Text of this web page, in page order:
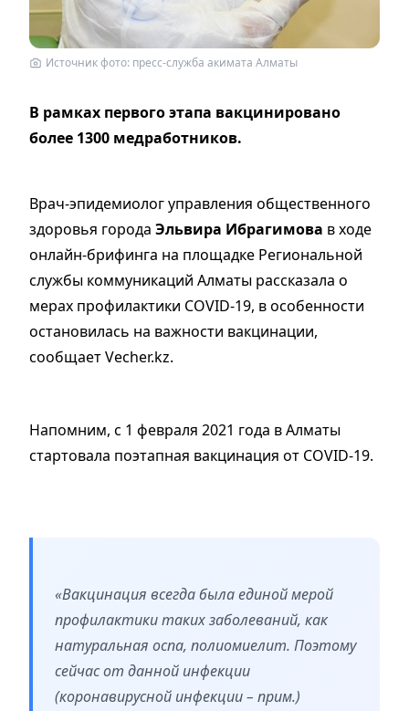
Источник фото: пресс-служба акимата Алматы
В рамках первого этапа вакцинировано
более 1300 медработников.
Врач-эпидемиолог управления общественного
здоровья города Эльвира Ибрагимова в ходе
онлайн-брифинга на площадке Региональной
службы коммуникаций Алматы рассказала о
мерах профилактики COVID-19, в особенности
остановилась на важности вакцинации,
сообщает Vecher.kz.
Напомним, с 1 февраля 2021 года в Алматы
стартовала поэтапная вакцинация от COVID-19.
«Вакцинация всегда была единой мерой
профилактики таких заболеваний, как
натуральная оспа, полиомиелит. Поэтому
сейчас от данной инфекции
(коронавирусной инфекции – прим.)